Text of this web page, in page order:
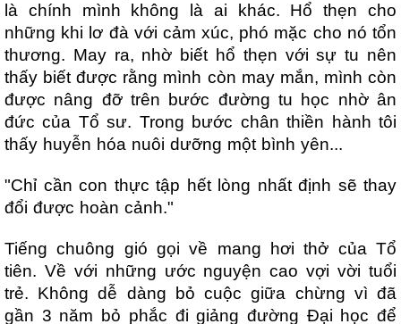
là chính mình không là ai khác. Hổ thẹn cho
những khi lơ đà với cảm xúc, phó mặc cho nó tổn
thương. May ra, nhờ biết hổ thẹn với sự tu nên
thấy biết được rằng mình còn may mắn, mình còn
được nâng đỡ trên bước đường tu học nhờ ân
đức của Tổ sư. Trong bước chân thiền hành tôi
thấy huyễn hóa nuôi dưỡng một bình yên...
"Chỉ cần con thực tập hết lòng nhất định sẽ thay
đổi được hoàn cảnh."
Tiếng chuông gió gọi về mang hơi thở của Tổ
tiên. Về với những ước nguyện cao vợi vời tuổi
trẻ. Không dễ dàng bỏ cuộc giữa chừng vì đã
gần 3 năm bỏ phắc đi giảng đường Đại học để